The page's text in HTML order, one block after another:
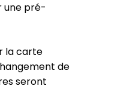
une pré-
la carte
de
seront